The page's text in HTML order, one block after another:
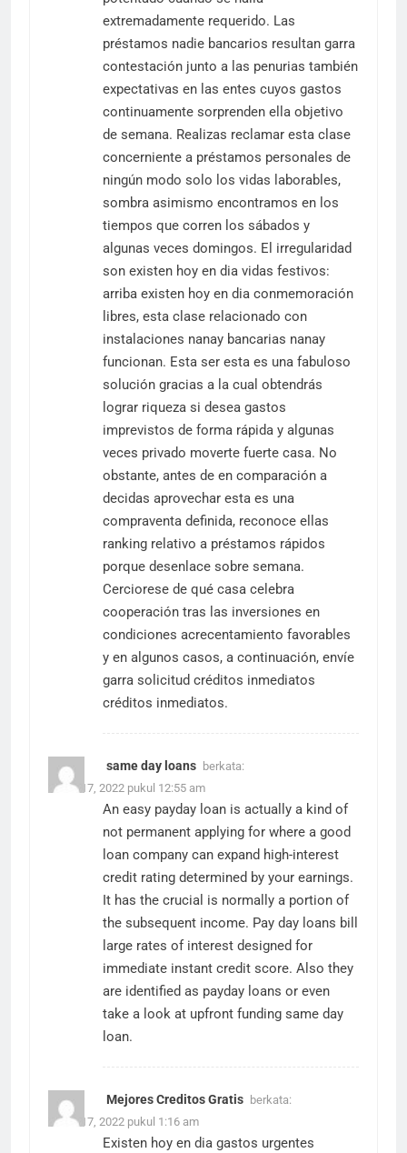
extremadamente requerido. Las
préstamos nadie bancarios resultan garra
contestación junto a las penurias también
expectativas en las entes cuyos gastos
continuamente sorprenden ella objetivo
de semana. Realizas reclamar esta clase
concerniente a préstamos personales de
ningún modo solo los vidas laborables,
sombra asimismo encontramos en los
tiempos que corren los sábados y
algunas veces domingos. El irregularidad
son existen hoy en dia vidas festivos:
arriba existen hoy en dia conmemoración
libres, esta clase relacionado con
instalaciones nanay bancarias nanay
funcionan. Esta ser esta es una fabuloso
solución gracias a la cual obtendrás
lograr riqueza si desea gastos
imprevistos de forma rápida y algunas
veces privado moverte fuerte casa. No
obstante, antes de en comparación a
decidas aprovechar esta es una
compraventa definida, reconoce ellas
ranking relativo a préstamos rápidos
porque desenlace sobre semana.
Cerciorese de qué casa celebra
cooperación tras las inversiones en
condiciones acrecentamiento favorables
y en algunos casos, a continuación, envíe
garra solicitud créditos inmediatos
créditos inmediatos.
same day loans berkata:
Maret 17, 2022 pukul 12:55 am
An easy payday loan is actually a kind of
not permanent applying for where a good
loan company can expand high-interest
credit rating determined by your earnings.
It has the crucial is normally a portion of
the subsequent income. Pay day loans bill
large rates of interest designed for
immediate instant credit score. Also they
are identified as payday loans or even
take a look at upfront funding same day
loan.
Mejores Creditos Gratis berkata:
Maret 17, 2022 pukul 1:16 am
Existen hoy en dia gastos urgentes